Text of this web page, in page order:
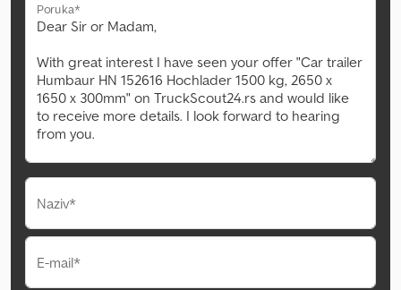
Poruka*
Naziv*
E-mail*